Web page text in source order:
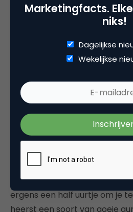
bedrijf van Marc Andreessen
bekend van deelnemingen in
Groupon, Twitter, Zynga,
Foursquare. OK, ons gesprek
ingang te hebben.
De voordelen en
Het grootste pluspunt is toch
bedrevenheid en de openheid
Geen “afspraak, ja prima kan
nee, iedereen wil je verhaal
ergens een half uurtje om je
heerst een soort van goeie
Marketingfacts.
niks!
Dagelijkse
Wekelijkse